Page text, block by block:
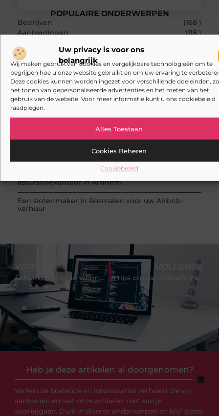
Uw privacy is voor ons
belangrijk
Wij maken gebruik van cookies en vergelijkbare technologieën om te
begrijpen hoe u onze website gebruikt en om uw ervaring te
Deze cookies kunnen worden ingezet voor verschillende doeleinden,
het tonen van gepersonaliseerde advertenties en het meten van het
gebruik van de website. Voor meer informatie kunt u ons cookiebeleid
raadplegen.
Alles Toestaan
Cookies Beheren
Cookiebeleid
POPULAIRE ONDERWERPEN
Bedrijven
(168 )
Aanbiedingen
(118 )
Dienstverlening
Zakelijke dienstverlening
(59 )
RECENTE BERICHTEN
Slimmer kabels kiezen voor thuis en op het werk
Kies de beste cabrio-accessoires voor jouw auto
werk van de stukadoor makkelijker maakt
Tuinontwerp in regio Ridderkerk als decor voor
zakelijke ontmoetingen
Overwaarde benutten met hulp van een
assurantiekantoor in Arnhem
Een slotenmaker in Rosmalen voor uw Airbnb-
verhuur
Heb je deze artikelen al doorgenomen?
Verken de boeiende en interessante verhalen die wij
aanbieden en laat onze artikelen niet aan je
voorbijgaan. Duik in diverse onderwerpen en blijf goed
Schuifwand in de woonkamer: Een stalen pronkstuk
VOLGENDE
4 tips om de uitstraling van je huis te verbeteren